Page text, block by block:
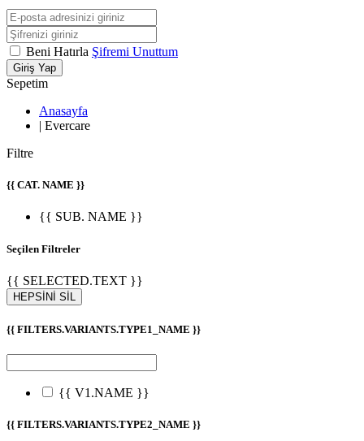
Beni Hatırla Şifremi Unuttum
Giriş Yap
Sepetim
Anasayfa
| Evercare
Filtre
{{ CAT. NAME }}
{{ SUB. NAME }}
Seçilen Filtreler
{{ SELECTED.TEXT }}
HEPSİNİ SİL
{{ FILTERS.VARIANTS.TYPE1_NAME }}
{{ V1.NAME }}
{{ FILTERS.VARIANTS.TYPE2_NAME }}